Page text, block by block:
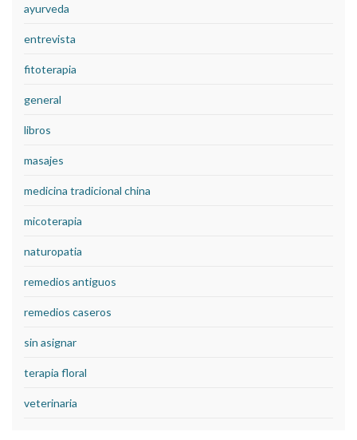
ayurveda
entrevista
fitoterapia
general
libros
masajes
medicina tradicional china
micoterapia
naturopatia
remedios antiguos
remedios caseros
sin asignar
terapia floral
veterinaria